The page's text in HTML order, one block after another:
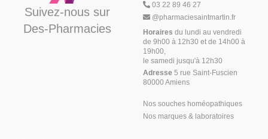
Suivez-nous sur
Des-Pharmacies
03 22 89 46 27
@pharmaciesaintmartin.fr
Horaires du lundi au vendredi
de 9h00 à 12h30 et de 14h00 à
19h00,
le samedi jusqu'à 12h30
Adresse 5 rue Saint-Fuscien
80000 Amiens
Nos souches homéopathiques
Nos marques & laboratoires